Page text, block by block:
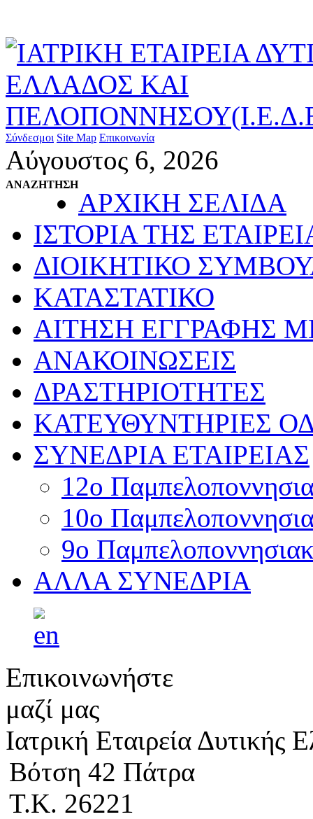
Σύνδεσμοι Site Map Επικοινωνία
Αύγουστος 6, 2026
ΑΝΑΖΗΤΗΣΗ
ΑΡΧΙΚΗ ΣΕΛΙΔΑ
ΙΣΤΟΡΙΑ ΤΗΣ
ΔΙΟΙΚΗΤΙΚΟ
ΚΑΤΑΣΤΑΤΙΚΟ
ΑΙΤΗΣΗ ΕΓΓΡΑΦΗΣ
ΑΝΑΚΟΙΝΩΣΕΙΣ
ΔΡΑΣΤΗΡΙΟΤΗΤΕΣ
ΚΑΤΕΥΘΥΝΤΗΡΙΕΣ
ΣΥΝΕΔΡΙΑ ΕΤΑΙΡΕΙΑΣ
12o
10o
9ο
ΑΛΛΑ ΣΥΝΕΔΡΙΑ
Επικοινωνήστε
μαζί μας
Ιατρική Εταιρεία
Βότση 42 Πάτρα
Τ.Κ. 26221